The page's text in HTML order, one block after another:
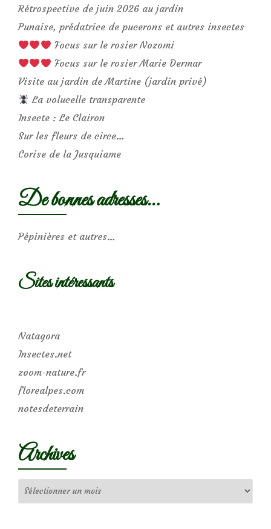
Rétrospective de juin 2026 au jardin
Punaise, prédatrice de pucerons et autres insectes
Focus sur le rosier Nozomi
Focus sur le rosier Marie Dermar
Visite au jardin de Martine (jardin privé)
La volucelle transparente
Insecte : Le Clairon
Sur les fleurs de circe…
Corise de la Jusquiame
De bonnes adresses…
Pépinières et autres…
Sites intéressants
Natagora
Insectes.net
zoom-nature.fr
florealpes.com
notesdeterrain
Archives